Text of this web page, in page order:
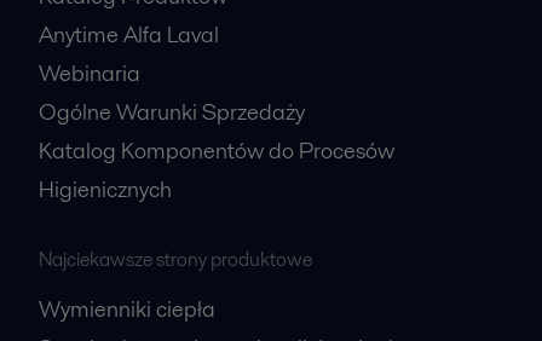
Anytime Alfa Laval
Webinaria
Ogólne Warunki Sprzedaży
Katalog Komponentów do Procesów
Higienicznych
Najciekawsze strony produktowe
Wymienniki ciepła